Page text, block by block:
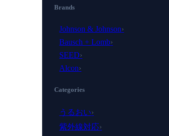
Brands
Johnson & Johnson›
Bausch + Lomb›
SEED›
Alcon›
Categories
うるおい›
紫外線対応›